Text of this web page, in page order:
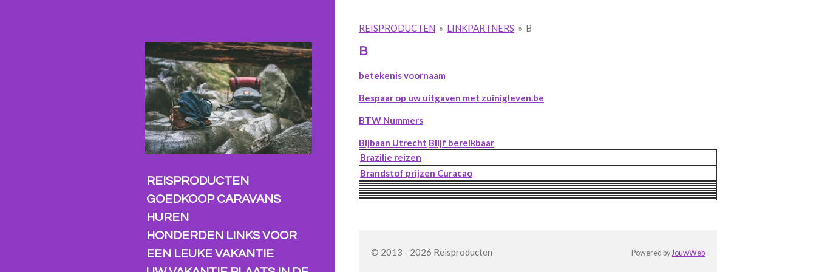
REISPRODUCTEN » LINKPARTNERS » B
B
betekenis voornaam
Bespaar op uw uitgaven met zuinigleven.be
BTW Nummers
Bijbaan Utrecht Blijf bereikbaar
Brazilie reizen
Brandstof prijzen Curacao
© 2013 - 2026 Reisproducten Powered byJouwWeb
REISPRODUCTEN
GOEDKOOP CARAVANS
HUREN
HONDERDEN LINKS VOOR
EEN LEUKE VAKANTIE